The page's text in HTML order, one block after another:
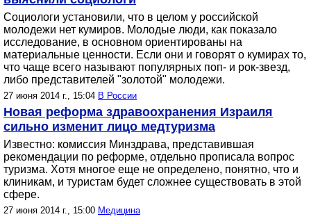
Социологи установили, что в целом у российской
молодежи нет кумиров. Молодые люди, как показало
исследование, в основном ориентированы на
материальные ценности. Если они и говорят о кумирах то,
что чаще всего называют популярных поп- и рок-звезд,
либо представителей "золотой" молодежи.
27 июня 2014 г., 15:04 В России
Новая реформа здравоохранения Израиля
сильно изменит лицо медтуризма
Известно: комиссия Минздрава, представившая
рекомендации по реформе, отдельно прописала вопрос
туризма. Хотя многое еще не определено, понятно, что и
клиникам, и туристам будет сложнее существовать в этой
сфере.
27 июня 2014 г., 15:00 Медицина